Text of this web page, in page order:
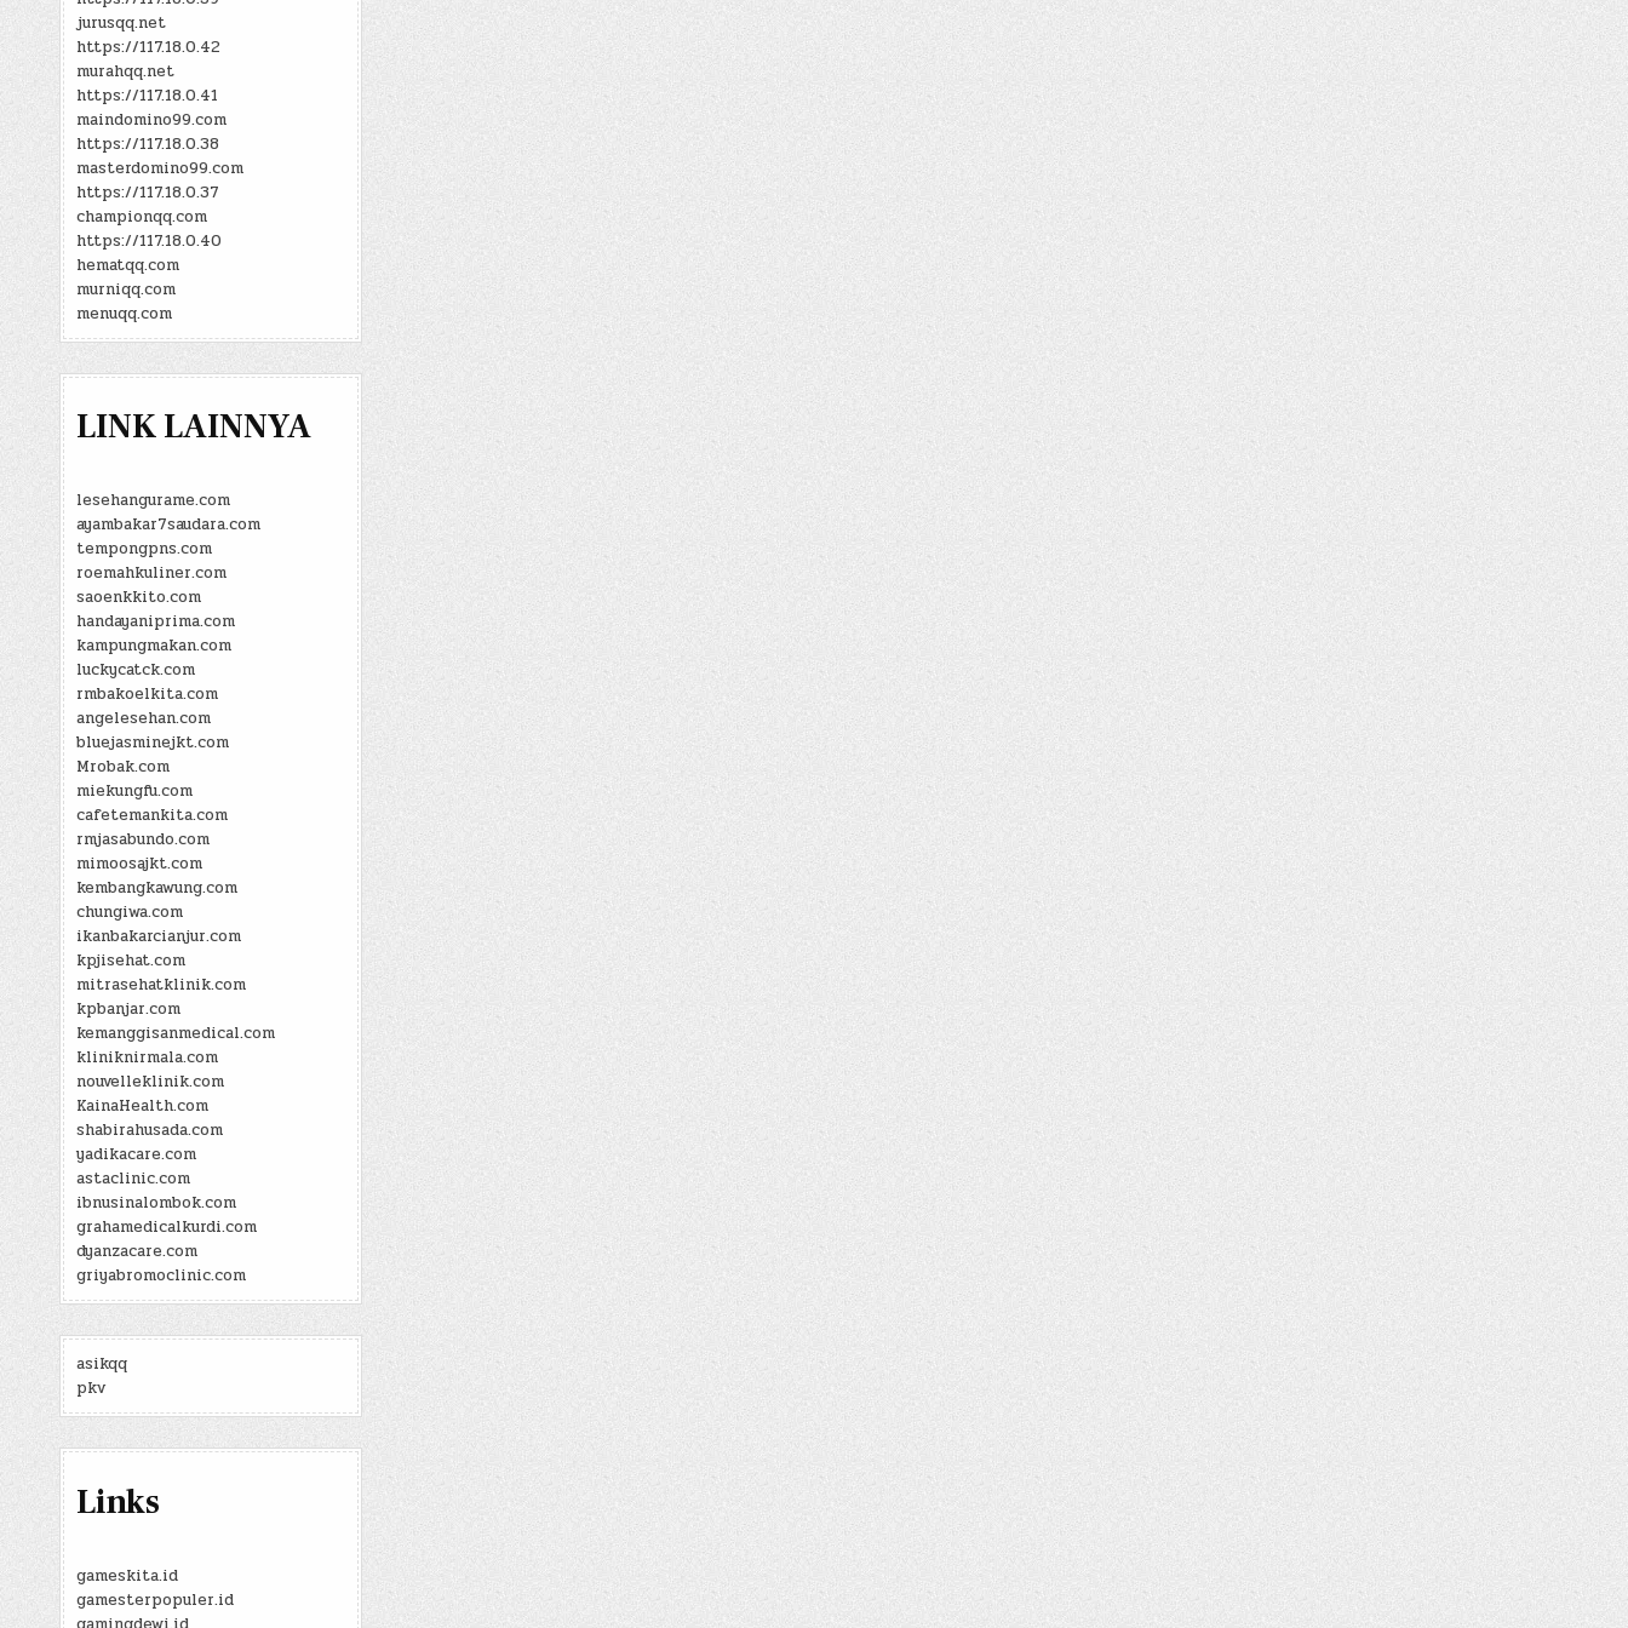
jurusqq.net
https://117.18.0.42
murahqq.net
https://117.18.0.41
maindomino99.com
https://117.18.0.38
masterdomino99.com
https://117.18.0.37
championqq.com
https://117.18.0.40
hematqq.com
murniqq.com
menuqq.com
LINK LAINNYA
lesehangurame.com
ayambakar7saudara.com
tempongpns.com
roemahkuliner.com
saoenkkito.com
handayaniprima.com
kampungmakan.com
luckycatck.com
rmbakoelkita.com
angelesehan.com
bluejasminejkt.com
Mrobak.com
miekungfu.com
cafetemankita.com
rmjasabundo.com
mimoosajkt.com
kembangkawung.com
chungiwa.com
ikanbakarcianjur.com
kpjisehat.com
mitrasehatklinik.com
kpbanjar.com
kemanggisanmedical.com
kliniknirmala.com
nouvelleklinik.com
KainaHealth.com
shabirahusada.com
yadikacare.com
astaclinic.com
ibnusinalombok.com
grahamedicalkurdi.com
dyanzacare.com
griyabromoclinic.com
asikqq
pkv
Links
gameskita.id
gamesterpopuler.id